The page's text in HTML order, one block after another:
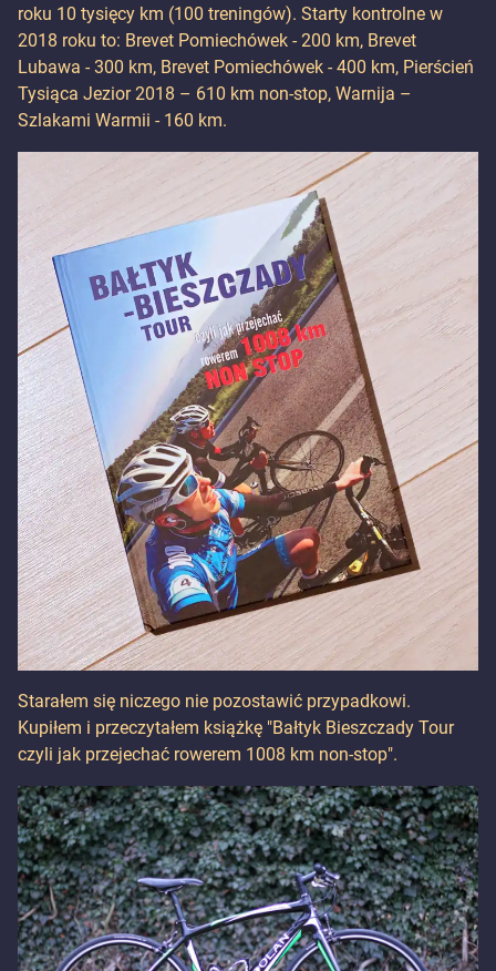
roku 10 tysięcy km (100 treningów). Starty kontrolne w
2018 roku to: Brevet Pomiechówek - 200 km, Brevet
Lubawa - 300 km, Brevet Pomiechówek - 400 km, Pierścień
Tysiąca Jezior 2018 – 610 km non-stop, Warnija –
Szlakami Warmii - 160 km.
Starałem się niczego nie pozostawić przypadkowi.
Kupiłem i przeczytałem książkę "Bałtyk Bieszczady Tour
czyli jak przejechać rowerem 1008 km non-stop".